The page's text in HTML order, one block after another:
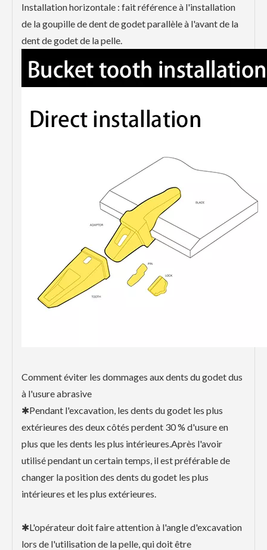
Installation horizontale : fait référence à l'installation
de la goupille de dent de godet parallèle à l'avant de la
dent de godet de la pelle.
Comment éviter les dommages aux dents du godet dus
à l'usure abrasive
✱Pendant l'excavation, les dents du godet les plus
extérieures des deux côtés perdent 30 % d'usure en
plus que les dents les plus intérieures.Après l'avoir
utilisé pendant un certain temps, il est préférable de
changer la position des dents du godet les plus
intérieures et les plus extérieures.
✱L'opérateur doit faire attention à l'angle d'excavation
lors de l'utilisation de la pelle, qui doit être